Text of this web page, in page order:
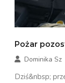
Pożar
Dominika Sz
Dziś&nbsp;